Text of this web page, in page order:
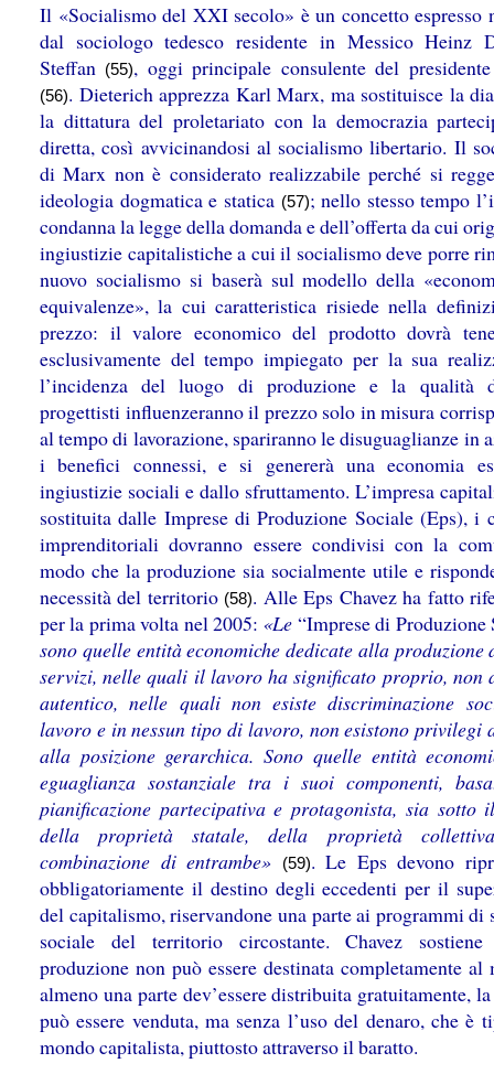
Il «Socialismo del XXI secolo» è un concetto espresso
dal sociologo tedesco residente in Messico Heinz
Steffan (55), oggi principale consulente del
(56). Dieterich apprezza Karl Marx, ma sostituisce la
la dittatura del proletariato con la democrazia
diretta, così avvicinandosi al socialismo libertario. Il
di Marx non è considerato realizzabile perché si
ideologia dogmatica e statica (57); nello stesso tempo
condanna la legge della domanda e dell’offerta da cui
ingiustizie capitalistiche a cui il socialismo deve porre
nuovo socialismo si baserà sul modello della
equivalenze», la cui caratteristica risiede nella
prezzo: il valore economico del prodotto dovrà
esclusivamente del tempo impiegato per la sua
l’incidenza del luogo di produzione e la qualità
progettisti influenzeranno il prezzo solo in misura
al tempo di lavorazione, spariranno le disuguaglianze in
i benefici connessi, e si genererà una economia
ingiustizie sociali e dallo sfruttamento. L’impresa
sostituita dalle Imprese di Produzione Sociale (Eps), i
imprenditoriali dovranno essere condivisi con la
modo che la produzione sia socialmente utile e
necessità del territorio (58). Alle Eps Chavez ha fatto
per la prima volta nel 2005: «Le “Imprese di Produzione
sono quelle entità economiche dedicate alla produzione
servizi, nelle quali il lavoro ha significato proprio, non
autentico, nelle quali non esiste discriminazione
lavoro e in nessun tipo di lavoro, non esistono privilegi
alla posizione gerarchica. Sono quelle entità
eguaglianza sostanziale tra i suoi componenti,
pianificazione partecipativa e protagonista, sia sotto
della proprietà statale, della proprietà
combinazione di entrambe»
(59). Le Eps devono
obbligatoriamente il destino degli eccedenti per il
del capitalismo, riservandone una parte ai programmi di
sociale del territorio circostante. Chavez
produzione non può essere destinata completamente al
almeno una parte dev’essere distribuita gratuitamente,
può essere venduta, ma senza l’uso del denaro, che è
mondo capitalista, piuttosto attraverso il baratto.